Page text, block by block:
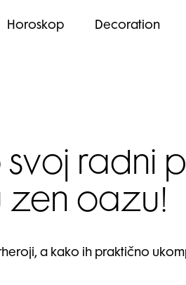
Horoskop Decoration
radni
zen oazu!
a kako ih praktično